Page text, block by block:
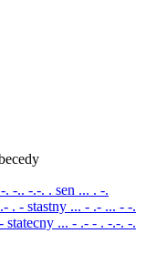
. -.. -.-. . sen ... . -.
. - stastny ... - .- ... - -.
statecny ... - .- - . -.-. -.